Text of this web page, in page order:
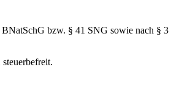
bzw. § 41 SNG sowie nach §